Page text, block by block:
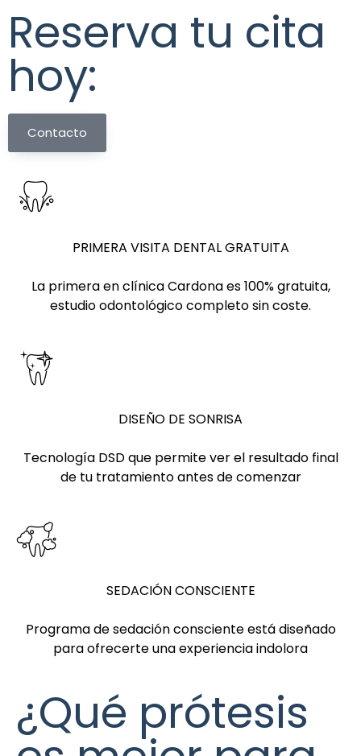
Reserva tu cita
hoy:
Contacto
PRIMERA VISITA DENTAL GRATUITA
La primera en clínica Cardona es 100% gratuita,
estudio odontológico completo sin coste.
DISEÑO DE SONRISA
Tecnología DSD que permite ver el resultado final
de tu tratamiento antes de comenzar
SEDACIÓN CONSCIENTE
Programa de sedación consciente está diseñado
para ofrecerte una experiencia indolora
¿Qué prótesis